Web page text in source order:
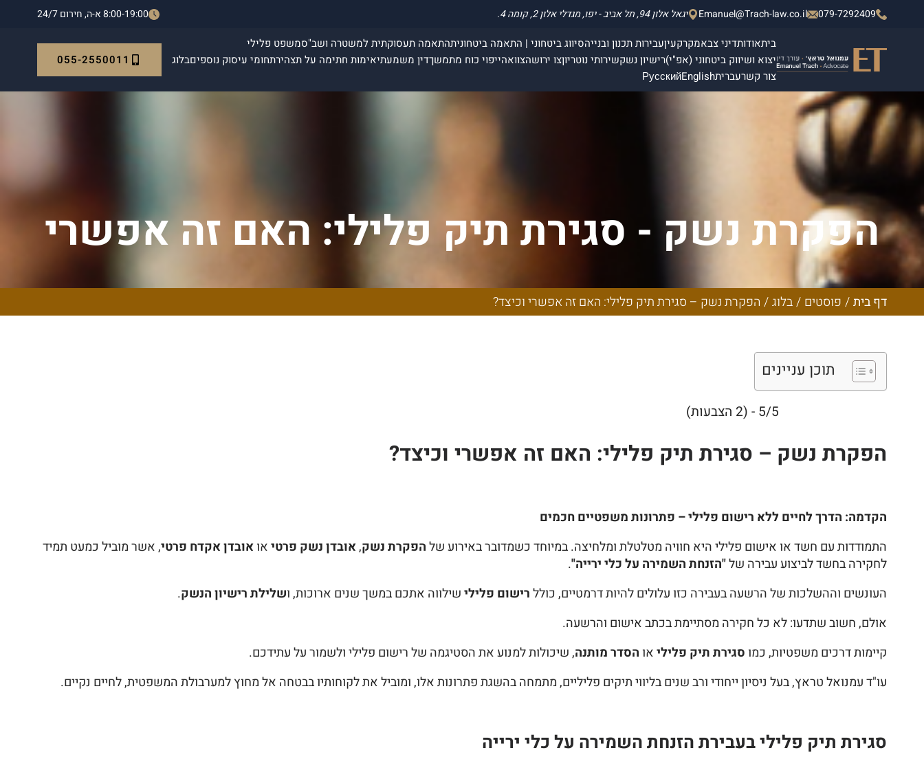
079-7292409
Emanuel@Trach-law.co.il יגאל אלון 94, תל אביב - יפו, מגדלי אלון 2, קומה 4. 8:00-19:00 א-ה, חירום 24/7
ביתאודותדיני צבאמקרקעיןעבירות תכנון ובנייהסיווג ביטחוני | התאמה ביטחוניתהתאמה תעסוקתית למשטרה ושב"סמשפט פלילי
יצוא ושיווק ביטחוני (אפ"י)רישיון נשקשירותי נוטריוןצו ירושהצוואהייפוי כוח מתמשךדין משמעתיאימות חתימה על תצהירתחומי עיסוק נוספיםבלוג
צור קשרעבריתEnglish
Русский
055-2550011
הפקרת נשק - סגירת תיק פלילי: האם זה אפשרי
וכיצד? דף בית/ פוסטים /בלוג/ הפקרת נשק – סגירת תיק פלילי: האם זה אפשרי וכיצד?
תוכן עניינים
5/5 - (2 הצבעות)
הפקרת נשק – סגירת תיק פלילי: האם זה אפשרי וכיצד?
הקדמה: הדרך לחיים ללא רישום פלילי – פתרונות משפטיים חכמים
התמודדות עם חשד או אישום פלילי היא חוויה מטלטלת ומלחיצה. במיוחד כשמדובר באירוע שלהפקרת נשק,אובדן נשק פרטיאואובדן אקדח פרטי, אשר מוביל כמעט תמיד
לחקירה בחשד לביצוע עבירה של"הזנחת השמירה על כלי ירייה".
העונשים וההשלכות של הרשעה בעבירה כזו עלולים להיות דרמטיים, כוללרישום פלילישילווה אתכם במשך שנים ארוכות, ושלילת רישיון הנשק.
אולם, חשוב שתדעו: לא כל חקירה מסתיימת בכתב אישום והרשעה.
קיימות דרכים משפטיות, כמוסגירת תיק פליליאוהסדר מותנה, שיכולות למנוע את הסטיגמה של רישום פלילי ולשמור על עתידכם.
עו"ד עמנואל טראץ, בעל ניסיון ייחודי ורב שנים בליווי תיקים פליליים, מתמחה בהשגת פתרונות אלו, ומוביל את לקוחותיו בבטחה אל מחוץ למערבולת המשפטית, לחיים נקיים.
סגירת תיק פלילי בעבירת הזנחת השמירה על כלי ירייה